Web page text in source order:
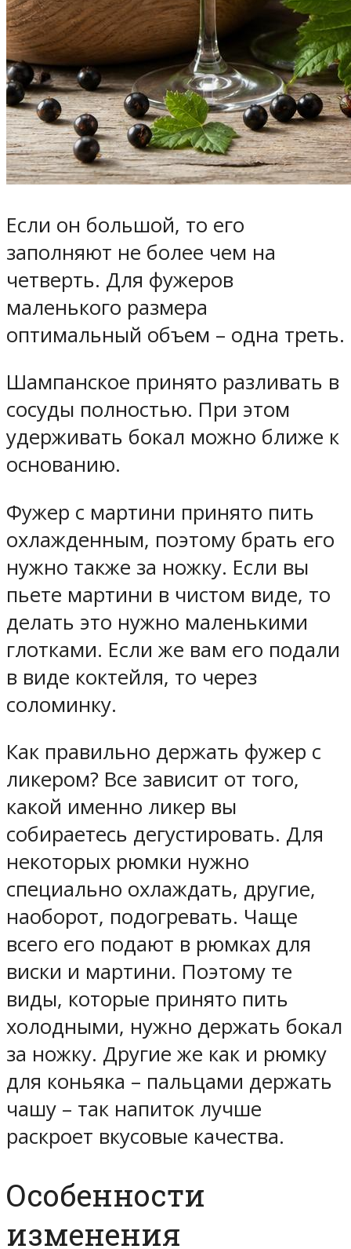
Если он большой, то его
заполняют не более чем на
четверть. Для фужеров
маленького размера
оптимальный объем – одна треть.
Шампанское принято разливать в
сосуды полностью. При этом
удерживать бокал можно ближе к
основанию.
Фужер с мартини принято пить
охлажденным, поэтому брать его
нужно также за ножку. Если вы
пьете мартини в чистом виде, то
делать это нужно маленькими
глотками. Если же вам его подали
в виде коктейля, то через
соломинку.
Как правильно держать фужер с
ликером? Все зависит от того,
какой именно ликер вы
собираетесь дегустировать. Для
некоторых рюмки нужно
специально охлаждать, другие,
наоборот, подогревать. Чаще
всего его подают в рюмках для
виски и мартини. Поэтому те
виды, которые принято пить
холодными, нужно держать бокал
за ножку. Другие же как и рюмку
для коньяка – пальцами держать
чашу – так напиток лучше
раскроет вкусовые качества.
Особенности
изменения